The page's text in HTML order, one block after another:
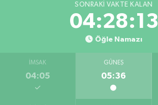
SONRAKI VAKTE KALAN
04:28:12
Öğle Namazı
İMSAK
04:05
GÜNEŞ
05:36